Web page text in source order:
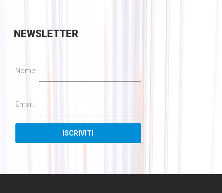
NEWSLETTER
Nome:
Email: